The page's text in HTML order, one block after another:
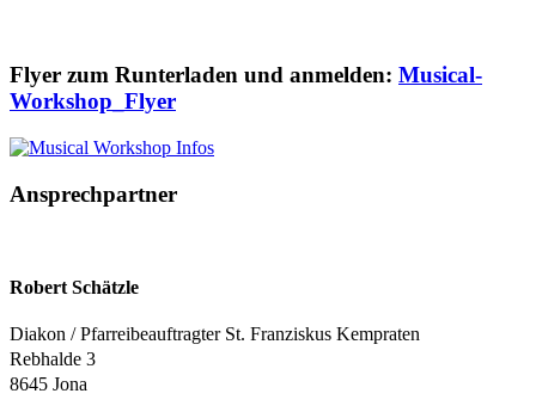
Flyer zum Runterladen und anmelden: Musical-
Workshop_Flyer
Ansprechpartner
Robert Schätzle
Diakon / Pfarreibeauftragter St. Franziskus Kempraten
Rebhalde 3
8645 Jona